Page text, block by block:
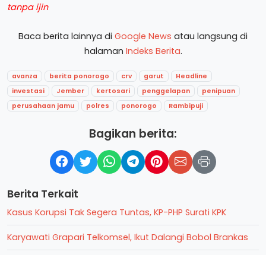
tanpa ijin
Baca berita lainnya di Google News atau langsung di
halaman Indeks Berita.
avanza berita ponorogo crv garut
Headline
investasi
Jember kertosari penggelapan
penipuan
perusahaan jamu
polres ponorogo Rambipuji
Bagikan berita:
Berita Terkait
Kasus Korupsi Tak Segera Tuntas, KP-PHP Surati KPK
Karyawati Grapari Telkomsel, Ikut Dalangi Bobol Brankas